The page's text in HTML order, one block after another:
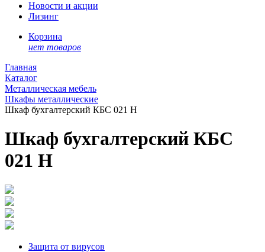
Новости и акции
Лизинг
Корзина
нет товаров
Главная
Каталог
Металлическая мебель
Шкафы металлические
Шкаф бухгалтерский КБС 021 Н
Шкаф бухгалтерский КБС
021 Н
Защита от вирусов